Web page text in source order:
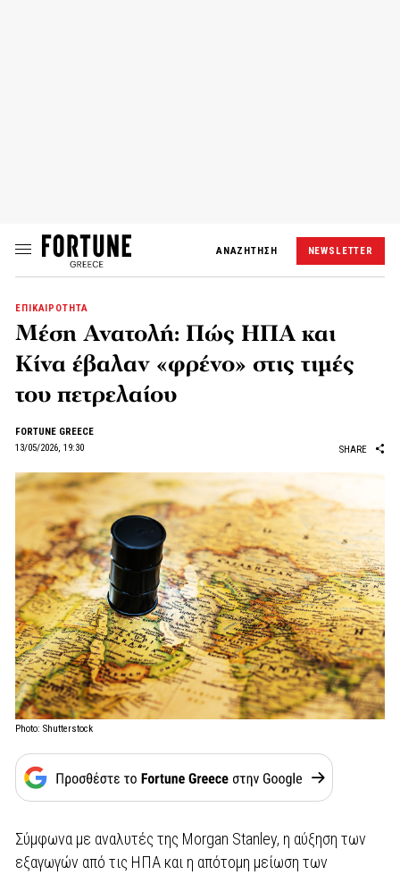
ΑΝΑΖΗΤΗΣΗ NEWSLETTER
ΕΠΙΚΑΙΡΟΤΗΤΑ
Μέση Ανατολή: Πώς ΗΠΑ και
Κίνα έβαλαν «φρένο» στις τιμές
του πετρελαίου
FORTUNE GREECE
13/05/2026, 19:30
SHARE
Photo: Shutterstock
Σύμφωνα με αναλυτές της Morgan Stanley, η αύξηση των
εξαγωγών από τις ΗΠΑ και η απότομη μείωση των